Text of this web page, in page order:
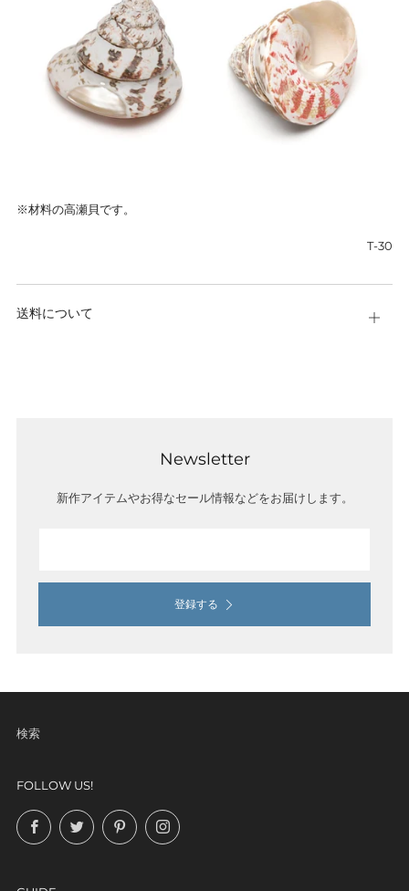
※材料の高瀬貝です。
T-30
送料について
新
Newsletter
新作アイテムやお得なセール情報などをお届けします。
登録する
検索
FOLLOW US!
FacebookTwitterPinterestInstagram